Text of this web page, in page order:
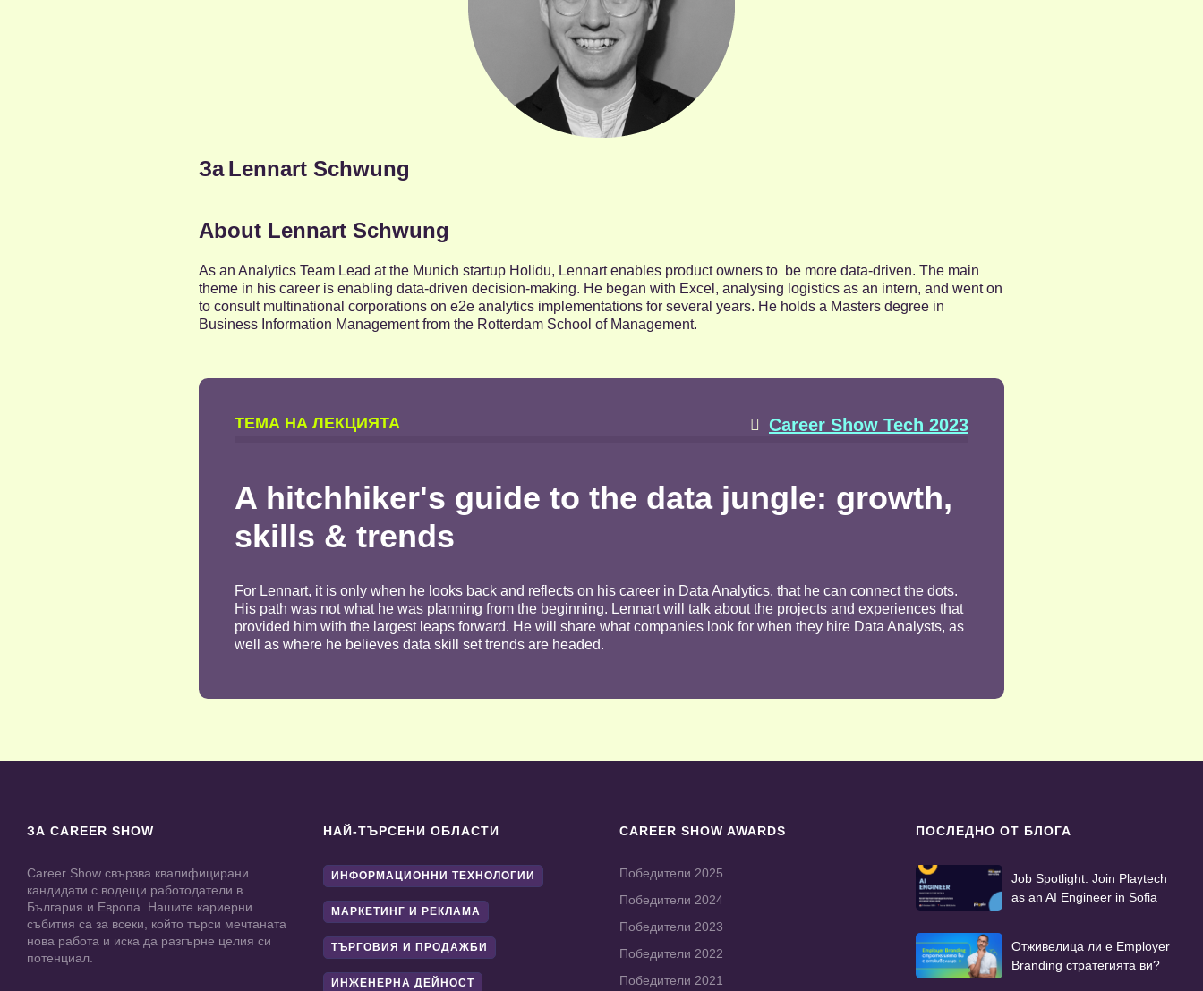
За Lennart Schwung
About Lennart Schwung
As an Analytics Team Lead at the Munich startup Holidu, Lennart enables product owners to be more data-driven. The main
theme in his career is enabling data-driven decision-making. He began with Excel, analysing logistics as an intern, and went on
to consult multinational corporations on e2e analytics implementations for several years. He holds a Masters degree in
Business Information Management from the Rotterdam School of Management.
TЕМА НА ЛЕКЦИЯТА  Career Show Tech 2023
A hitchhiker's guide to the data jungle: growth,
skills & trends
For Lennart, it is only when he looks back and reflects on his career in Data Analytics, that he can connect the dots.
His path was not what he was planning from the beginning. Lennart will talk about the projects and experiences that
provided him with the largest leaps forward. He will share what companies look for when they hire Data Analysts, as
well as where he believes data skill set trends are headed.
ЗА CAREER SHOW
Career Show свързва квалифицирани
кандидати с водещи работодатели в
България и Европа. Нашите кариерни
събития са за всеки, който търси мечтаната
нова работа и иска да разгърне целия си
потенциал.
НАЙ-ТЪРСЕНИ ОБЛАСТИ
ИНФОРМАЦИОННИ ТЕХНОЛОГИИ
МАРКЕТИНГ И РЕКЛАМА
ТЪРГОВИЯ И ПРОДАЖБИ
ИНЖЕНЕРНА ДЕЙНОСТ
CAREER SHOW AWARDS
Победители 2025
Победители 2024
Победители 2023
Победители 2022
Победители 2021
ПОСЛЕДНО ОТ БЛОГА
Job Spotlight: Join Playtech
as an AI Engineer in Sofia
Отживелица ли е Employer
Branding стратегията ви?